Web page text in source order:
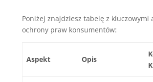
Poniżej znajdziesz tabelę z kluczowymi
ochrony praw konsumentów:
Aspekt Opis